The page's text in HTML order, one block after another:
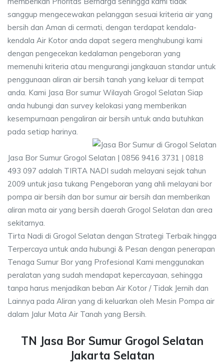
sanggup mengecewakan pelanggan sesuai kriteria air yang
bersih dan Aman di cermati, dengan terdapat kendala-
kendala Air Kotor anda dapat segera menghubungi kami
dengan pengecekan kedalaman pengeboran yang
memenuhi kriteria atau mengurangi jangkauan standar untuk
penggunaan aliran air bersih tanah yang keluar di tempat
anda. Kami Jasa Bor sumur Wilayah Grogol Selatan Siap
anda hubungi dan survey kelokasi yang memberikan
kesempurnaan pengaliran air bersih untuk anda butuhkan
pada setiap harinya.
Jasa Bor Sumur Grogol Selatan | 0856 9416 3731 | 0818
493 097 adalah TIRTA NADI sudah melayani sejak tahun
2009 untuk jasa tukang Pengeboran yang ahli melayani bor
pompa air bersih dan bor sumur air bersih dan memberikan
aliran mata air yang bersih daerah Grogol Selatan dan area
sekitarnya.
Tirta Nadi di Grogol Selatan dengan Strategi Terbaik hingga
Terpercaya untuk anda hubungi & Pesan dengan penerapan
Tenaga Sumur Bor yang Profesional Kami menggunakan
peralatan yang sudah mendapat kepercayaan, sehingga
tanpa harus menjadikan beban Air Kotor / Tidak Jernih dan
Lainnya pada Aliran yang di keluarkan oleh Mesin Pompa air
dalam Jalur Mata Air Tanah yang Bersih.
TN Jasa Bor Sumur Grogol Selatan
Jakarta Selatan